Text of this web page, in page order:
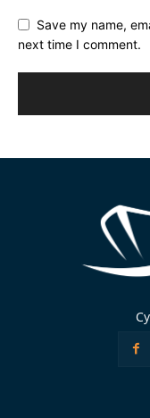
Save my name,
next time I comment.